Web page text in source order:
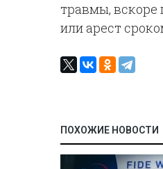
травмы, вскоре
или арест
ПОХОЖИЕ НОВОСТИ